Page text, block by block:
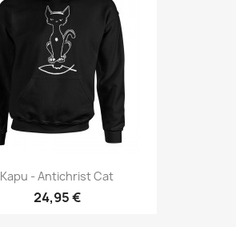
Kapu - Antichrist Cat
24,95 €